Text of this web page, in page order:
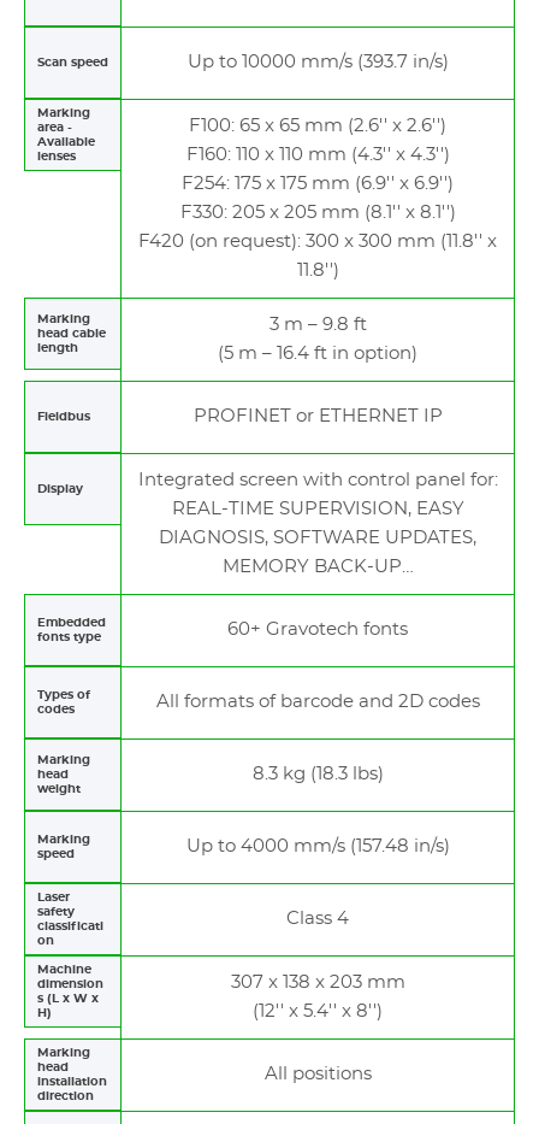
Scan speed Up to 10000 mm/s (393.7 in/s)
Marking
area -
Available
lenses
F100: 65 x 65 mm (2.6'' x 2.6'')
F160: 110 x 110 mm (4.3'' x 4.3'')
F254: 175 x 175 mm (6.9'' x 6.9'')
F330: 205 x 205 mm (8.1'' x 8.1'')
F420 (on request): 300 x 300 mm (11.8'' x
11.8'')
Marking
head cable
length
3 m – 9.8 ft
(5 m – 16.4 ft in option)
Fieldbus PROFINET or ETHERNET IP
Display
Integrated screen with control panel for:
REAL-TIME SUPERVISION, EASY
DIAGNOSIS, SOFTWARE UPDATES,
MEMORY BACK-UP…
Embedded
fonts type
60+ Gravotech fonts
Types of
codes
All formats of barcode and 2D codes
Marking
head
weight
8.3 kg (18.3 lbs)
Marking
speed
Up to 4000 mm/s (157.48 in/s)
Laser
safety
classificati
on
Class 4
Machine
dimension
s (L x W x
H)
307 x 138 x 203 mm
(12'' x 5.4'' x 8'')
Marking
head
installation
direction
All positions